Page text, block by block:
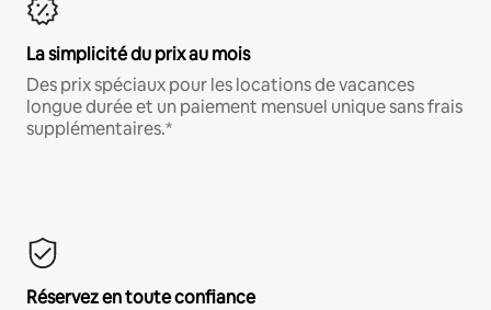
La simplicité du prix au mois
Des prix spéciaux pour les locations de vacances
longue durée et un paiement mensuel unique sans frais
supplémentaires.*
Réservez en toute confiance